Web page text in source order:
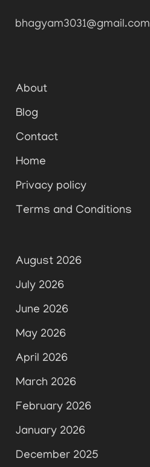
bhagyam3031@gmail.com
About
Blog
Contact
Home
Privacy policy
Terms and Conditions
August 2026
July 2026
June 2026
May 2026
April 2026
March 2026
February 2026
January 2026
December 2025